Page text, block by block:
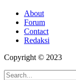
About
Forum
Contact
Redaksi
Copyright © 2023